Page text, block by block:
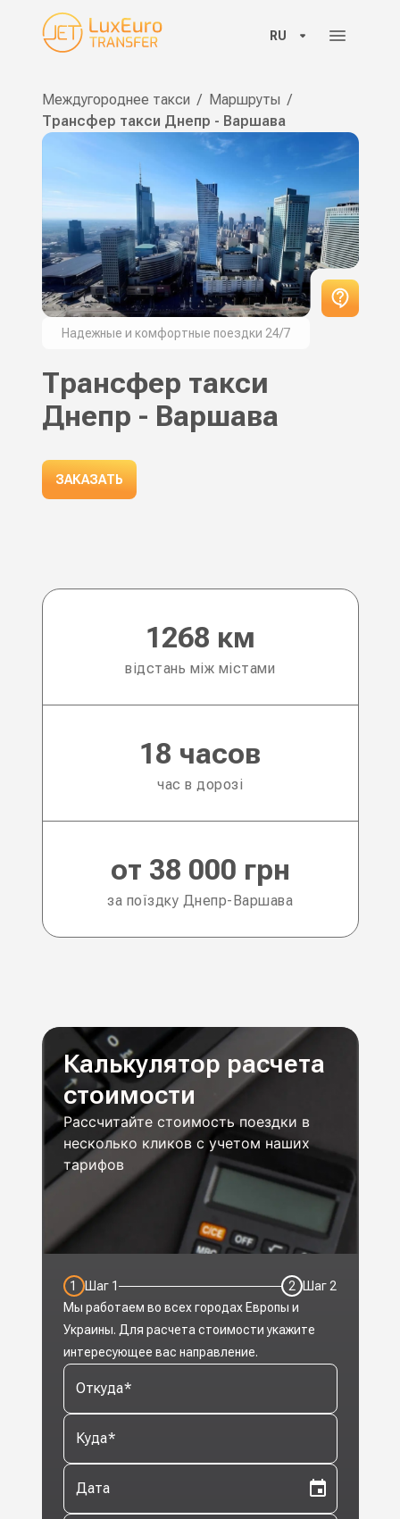
RU
Междугороднее такси / Маршруты /
Трансфер такси Днепр - Варшава
Надежные и комфортные поездки 24/7
Трансфер такси
Днепр - Варшава
ЗАКАЗАТЬ
відстань між містами
1268 км
час в дорозі
18 часов
за поїздку Днепр-Варшава
от 38 000 грн
Калькулятор расчета
стоимости
Рассчитайте стоимость поездки в
несколько кликов с учетом наших
тарифов
1 Шаг1 2 Шаг 2
Мы работаем во всех городах Европы и
Украины. Для расчета стоимости укажите
интересующее вас направление.
Откуда*
Куда*
Дата